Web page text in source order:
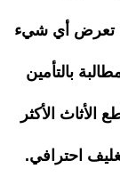
تعرض أي شيء
بالتأمين
الأكثر
احترافي.